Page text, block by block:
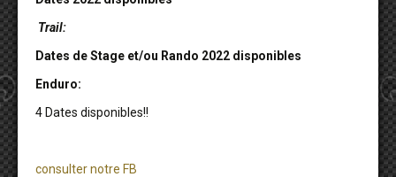
Trail:
Dates de Stage et/ou Rando 2022 disponibles
Enduro:
4 Dates disponibles!!
consulter notre FB